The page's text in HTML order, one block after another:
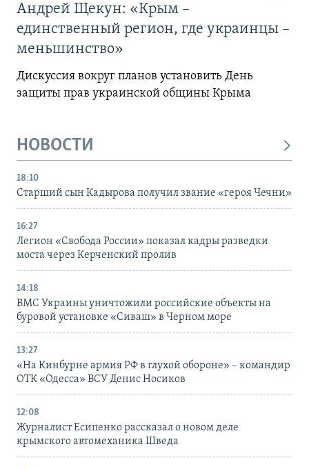
Андрей Щекун: «Крым –
единственный регион, где украинцы –
меньшинство»
Дискуссия вокруг планов установить День
защиты прав украинской общины Крыма
НОВОСТИ
18:10
Старший сын Кадырова получил звание «героя Чечни»
16:27
Легион «Свобода России» показал кадры разведки
моста через Керченский пролив
14:18
ВМС Украины уничтожили российские объекты на
буровой установке «Сиваш» в Черном море
13:27
«На Кинбурне армия РФ в глухой обороне» – командир
ОТК «Одесса» ВСУ Денис Носиков
12:08
Журналист Есипенко рассказал о новом деле
крымского автомеханика Шведа